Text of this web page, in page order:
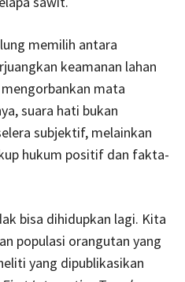
memilih antara
keamanan lahan
mata
suara hati bukan
subjektif, melainkan
hukum positif dan fakta-
bisa dihidupkan lagi. Kita
populasi orangutan yang
yang dipublikasikan